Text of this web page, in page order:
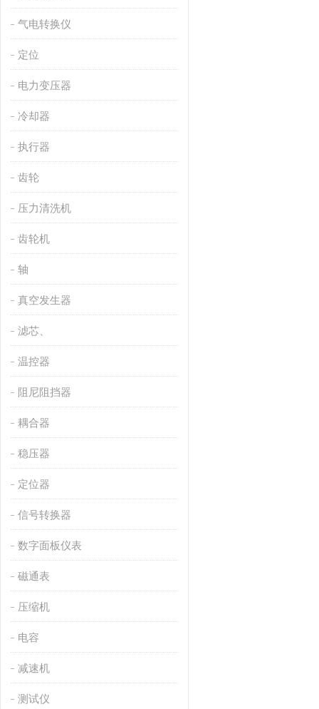
气电转换仪
定位
电力变压器
冷却器
执行器
齿轮
压力清洗机
齿轮机
轴
真空发生器
滤芯、
温控器
阻尼阻挡器
耦合器
稳压器
定位器
信号转换器
数字面板仪表
磁通表
压缩机
电容
减速机
测试仪